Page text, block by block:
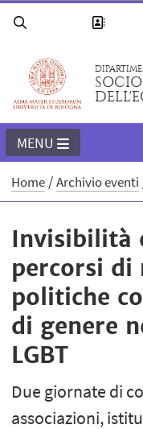
MENU
Home Archivio eventi
Invisibilità
percorsi di
politiche
di genere
LGBT
Due giornate di
associazioni,